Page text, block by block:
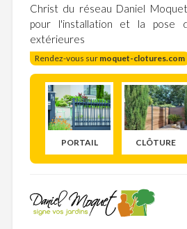
Christ du réseau Daniel
pour l'installation et la pose
extérieures
Rendez-vous sur moquet-clotures.com
PORTAIL CLÔTURE